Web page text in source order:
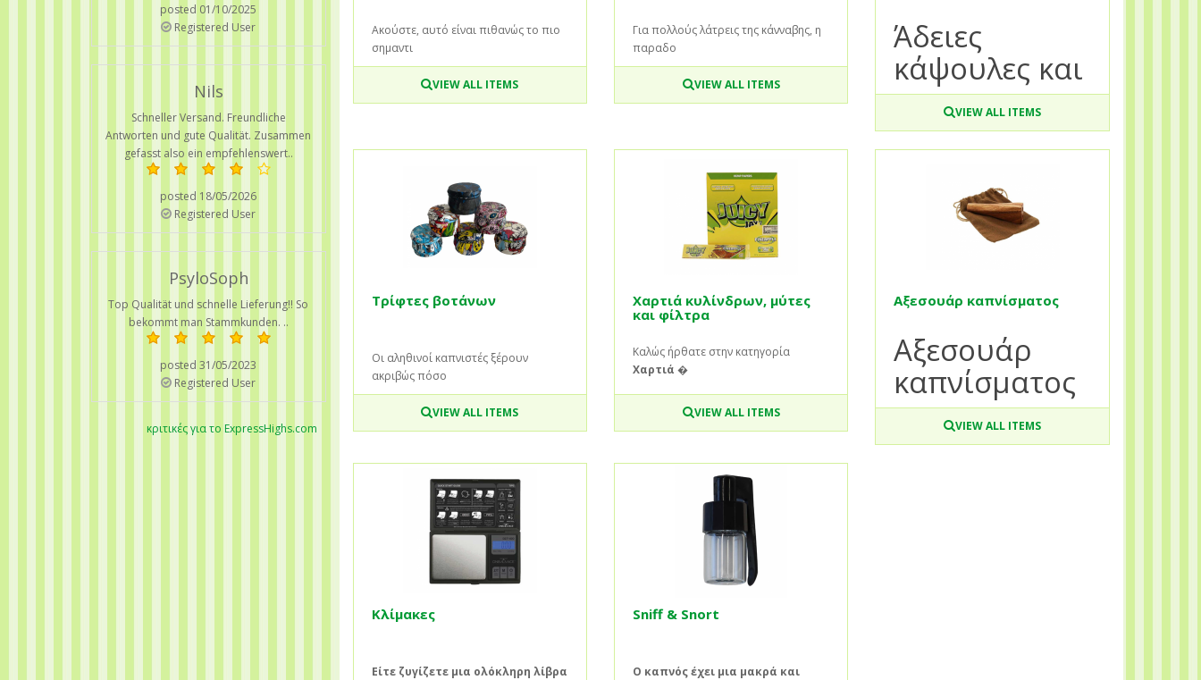
posted 01/10/2025
Registered User
Nils
Schneller Versand. Freundliche
Antworten und gute Qualität. Zusammen
gefasst also ein empfehlenswert..
posted 18/05/2026
Registered User
PsyloSoph
Top Qualität und schnelle Lieferung!! So
bekommt man Stammkunden. ..
posted 31/05/2023
Registered User
κριτικές για το ExpressHighs.com
Ακούστε, αυτό είναι πιθανώς το πιο
σημαντι
VIEW ALL ITEMS
Για πολλούς λάτρεις της κάνναβης, η
παραδο
VIEW ALL ITEMS
Άδειες
κάψουλες και
VIEW ALL ITEMS
Τρίφτες βοτάνων
Οι αληθινοί καπνιστές ξέρουν
ακριβώς πόσο
VIEW ALL ITEMS
Χαρτιά κυλίνδρων, μύτες
και φίλτρα
Καλώς ήρθατε στην κατηγορία
Χαρτιά �
VIEW ALL ITEMS
Αξεσουάρ καπνίσματος
Αξεσουάρ
καπνίσματος
VIEW ALL ITEMS
Κλίμακες
Είτε ζυγίζετε μια ολόκληρη λίβρα
Sniff & Snort
Ο καπνός έχει μια μακρά και